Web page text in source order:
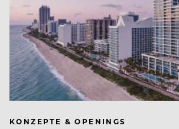
KONZEPTE & OPENINGS